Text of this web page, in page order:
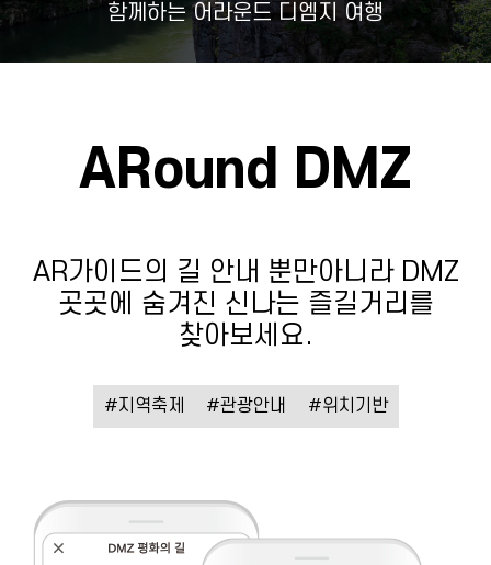
함께하는 어라운드 디엠지 여행
ARound DMZ
AR가이드의 길 안내 뿐만아니라 DMZ
곳곳에 숨겨진 신나는 즐길거리를
찾아보세요.
#지역축제 #관광안내 #위치기반